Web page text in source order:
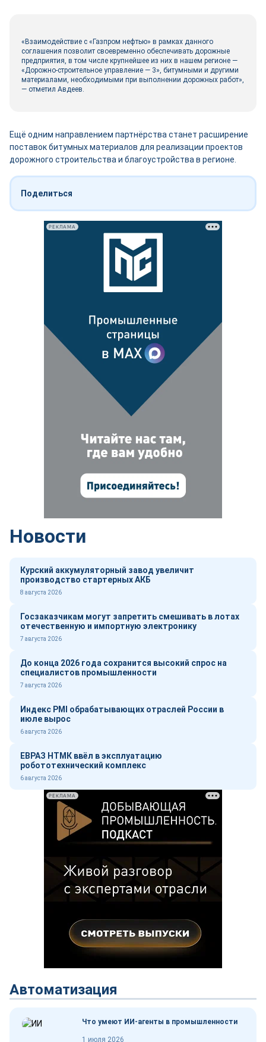
«Взаимодействие с «Газпром нефтью» в рамках данного
соглашения позволит своевременно обеспечивать дорожные
предприятия, в том числе крупнейшее из них в нашем регионе —
«Дорожно-строительное управление — 3», битумными и другими
материалами, необходимыми при выполнении дорожных работ»,
— отметил Авдеев.
Ещё одним направлением партнёрства станет расширение
поставок битумных материалов для реализации проектов
дорожного строительства и благоустройства в регионе.
Поделиться
РЕКЛАМА
Новости
Курский аккумуляторный завод увеличит
производство стартерных АКБ
8 августа 2026
Госзаказчикам могут запретить смешивать в лотах
отечественную и импортную электронику
7 августа 2026
До конца 2026 года сохранится высокий спрос на
специалистов промышленности
7 августа 2026
Индекс PMI обрабатывающих отраслей России в
июле вырос
6 августа 2026
ЕВРАЗ НТМК ввёл в эксплуатацию
робототехнический комплекс
6 августа 2026
РЕКЛАМА
Автоматизация
Что умеют ИИ-агенты в промышленности
1 июля 2026